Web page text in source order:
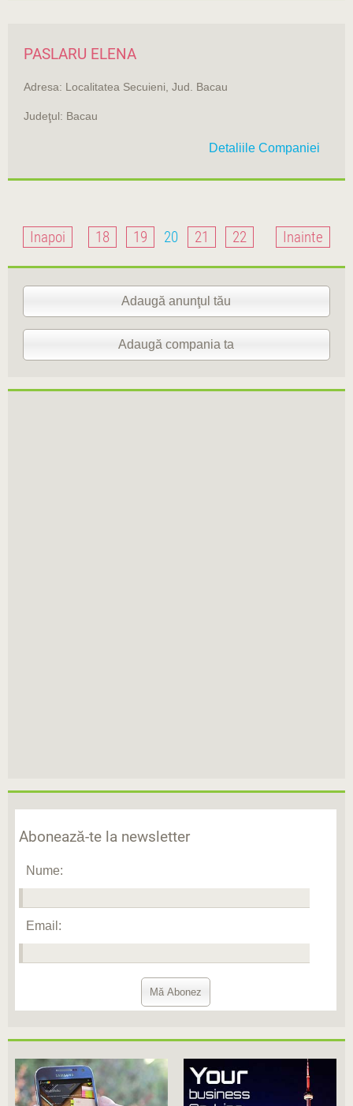
PASLARU ELENA
Adresa: Localitatea Secuieni, Jud. Bacau
Judeţul: Bacau
Detaliile Companiei
Inapoi 18 19 20 21 22 Inainte
Adaugă anunţul tău
Adaugă compania ta
Abonează-te la newsletter
Nume:
Email: